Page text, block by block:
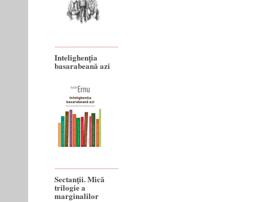
Intelighenția
basarabeană azi
Sectanţii. Mică
trilogie a
marginalilor